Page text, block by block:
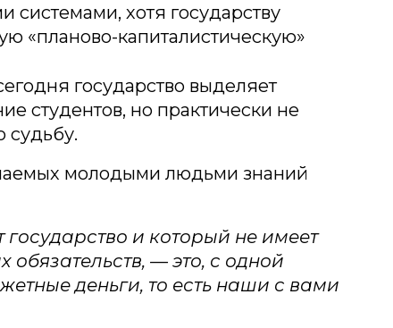
хотя государству
«планово-капиталистическую»
государство выделяет
студентов, но практически не
судьбу.
молодыми людьми знаний
государство и который не имеет
обязательств, — это, с одной
деньги, то есть наши с вами